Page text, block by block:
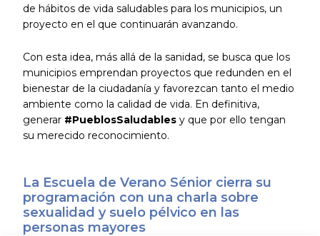
de hábitos de vida saludables para los municipios, un
proyecto en el que continuarán avanzando.
Con esta idea, más allá de la sanidad, se busca que los
municipios emprendan proyectos que redunden en el
bienestar de la ciudadanía y favorezcan tanto el medio
ambiente como la calidad de vida. En definitiva,
generar #PueblosSaludablesy que por ello tengan
su merecido reconocimiento.
La Escuela de Verano Sénior cierra su
programación con una charla sobre
sexualidad y suelo pélvico en las
personas mayores